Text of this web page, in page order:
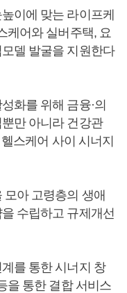
이에 맞는 라이프케
케어와 실버주택, 요
델 발굴을 지원한다
화를 위해 금융·의
만 아니라 건강관
스케어 사이 시너지
아 고령층의 생애
수립하고 규제개선
를 통한 시너지 창
을 통한 결합 서비스